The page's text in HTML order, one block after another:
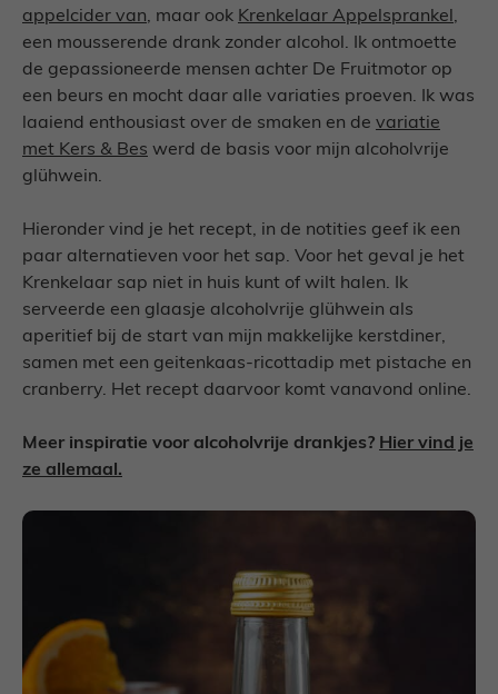
appelcider van, maar ook Krenkelaar Appelsprankel ,
een mousserende drank zonder alcohol. Ik ontmoette
de gepassioneerde mensen achter De Fruitmotor op
een beurs en mocht daar alle variaties proeven. Ik was
laaiend enthousiast over de smaken en de variatie
met Kers & Bes werd de basis voor mijn alcoholvrije
glühwein.
Hieronder vind je het recept, in de notities geef ik een
paar alternatieven voor het sap. Voor het geval je het
Krenkelaar sap niet in huis kunt of wilt halen. Ik
serveerde een glaasje alcoholvrije glühwein als
aperitief bij de start van mijn makkelijke kerstdiner,
samen met een geitenkaas-ricottadip met pistache en
cranberry. Het recept daarvoor komt vanavond online.
Meer inspiratie voor alcoholvrije drankjes? Hier vind je
ze allemaal.